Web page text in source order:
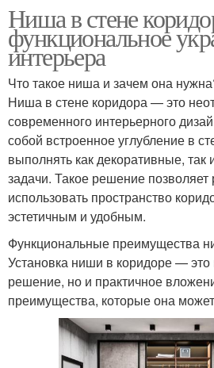
Ниша в стене
функциональное
интерьера
Что такое ниша и зачем она
Ниша в стене коридора — это
современного интерьерного
собой встроенное углубление в
выполнять как декоративные,
задачи. Такое решение
использовать пространство
эстетичным и удобным.
Функциональные преимущества
Установка ниши в коридоре — это
решение, но и практичное
преимущества, которые она